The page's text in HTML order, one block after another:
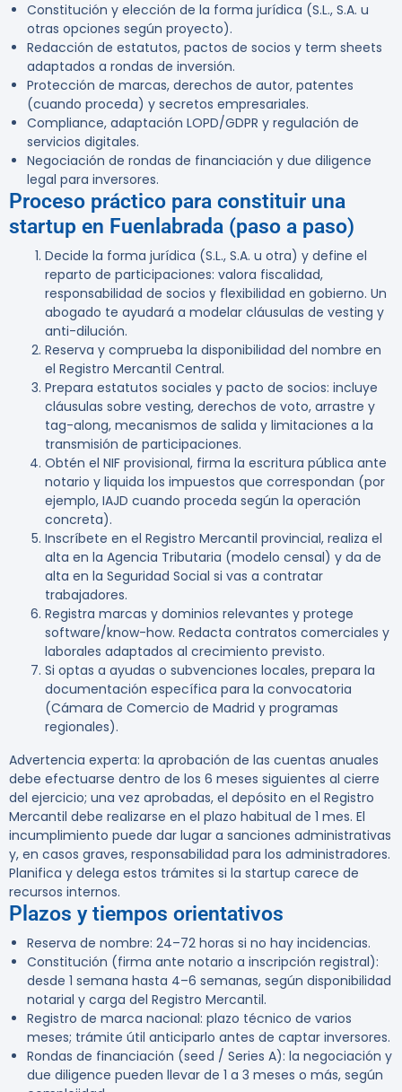
Constitución y elección de la forma jurídica (S.L., S.A. u
otras opciones según proyecto).
Redacción de estatutos, pactos de socios y term sheets
adaptados a rondas de inversión.
Protección de marcas, derechos de autor, patentes
(cuando proceda) y secretos empresariales.
Compliance, adaptación LOPD/GDPR y regulación de
servicios digitales.
Negociación de rondas de financiación y due diligence
legal para inversores.
Proceso práctico para constituir una
startup en Fuenlabrada (paso a paso)
Decide la forma jurídica (S.L., S.A. u otra) y define el
reparto de participaciones: valora fiscalidad,
responsabilidad de socios y flexibilidad en gobierno. Un
abogado te ayudará a modelar cláusulas de vesting y
anti-dilución.
Reserva y comprueba la disponibilidad del nombre en
el Registro Mercantil Central.
Prepara estatutos sociales y pacto de socios: incluye
cláusulas sobre vesting, derechos de voto, arrastre y
tag-along, mecanismos de salida y limitaciones a la
transmisión de participaciones.
Obtén el NIF provisional, firma la escritura pública ante
notario y liquida los impuestos que correspondan (por
ejemplo, IAJD cuando proceda según la operación
concreta).
Inscríbete en el Registro Mercantil provincial, realiza el
alta en la Agencia Tributaria (modelo censal) y da de
alta en la Seguridad Social si vas a contratar
trabajadores.
Registra marcas y dominios relevantes y protege
software/know-how. Redacta contratos comerciales y
laborales adaptados al crecimiento previsto.
Si optas a ayudas o subvenciones locales, prepara la
documentación específica para la convocatoria
(Cámara de Comercio de Madrid y programas
regionales).
Advertencia experta: la aprobación de las cuentas anuales
debe efectuarse dentro de los 6 meses siguientes al cierre
del ejercicio; una vez aprobadas, el depósito en el Registro
Mercantil debe realizarse en el plazo habitual de 1 mes. El
incumplimiento puede dar lugar a sanciones administrativas
y, en casos graves, responsabilidad para los administradores.
Planifica y delega estos trámites si la startup carece de
recursos internos.
Plazos y tiempos orientativos
Reserva de nombre: 24–72 horas si no hay incidencias.
Constitución (firma ante notario a inscripción registral):
desde 1 semana hasta 4–6 semanas, según disponibilidad
notarial y carga del Registro Mercantil.
Registro de marca nacional: plazo técnico de varios
meses; trámite útil anticiparlo antes de captar inversores.
Rondas de financiación (seed / Series A): la negociación y
due diligence pueden llevar de 1 a 3 meses o más, según